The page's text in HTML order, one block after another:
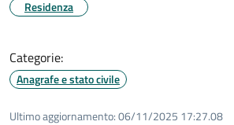
Residenza
Categorie:
Anagrafe e stato civile
Ultimo aggiornamento:06/11/2025 17:27.08